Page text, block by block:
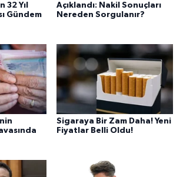
32 Yıl
Gündem
Açıklandı: Nakil Sonuçları
Nereden Sorgulanır?
Sigaraya Bir Zam Daha! Yeni
Fiyatlar Belli Oldu!